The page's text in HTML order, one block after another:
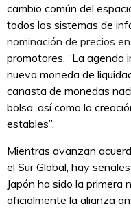
cambio común del
todos los sistemas de
nominación de precios
promotores, “La agenda
nueva moneda de
canasta de monedas
bolsa, así como la
estables”.
Mientras avanzan
el Sur Global, hay
Japón ha sido la primera
oficialmente la alianza